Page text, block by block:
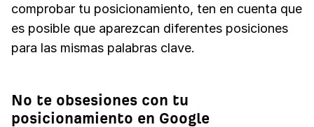
comprobar tu posicionamiento, ten en cuenta que
es posible que aparezcan diferentes posiciones
para las mismas palabras clave.
No te obsesiones con tu
posicionamiento en Google